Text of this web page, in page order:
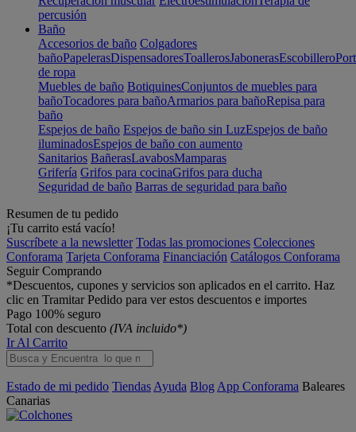
percusión
Baño
Accesorios de baño Colgadores
bañoPapelerasDispensadoresToallerosJabonerasEscobillero
de ropa
Muebles de baño BotiquinesConjuntos de muebles para
bañoTocadores para bañoArmarios para bañoRepisa para
baño
Espejos de baño Espejos de baño sin LuzEspejos de baño
iluminadosEspejos de baño con aumento
Sanitarios BañerasLavabosMamparas
Grifería Grifos para cocinaGrifos para ducha
Seguridad de baño Barras de seguridad para baño
Resumen de tu pedido
¡Tu carrito está vacío!
Suscríbete a la newsletter Todas las promociones Colecciones
Conforama Tarjeta Conforama Financiación Catálogos Conforama
Seguir Comprando
*Descuentos, cupones y servicios son aplicados en el carrito. Haz
clic en Tramitar Pedido para ver estos descuentos e importes
Pago 100% seguro
Total con descuento (IVA incluido*)
Ir Al Carrito
Estado de mi pedido Tiendas Ayuda Blog App Conforama Baleares
Canarias